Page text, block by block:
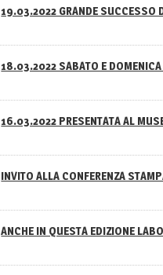
19.03.2022 GRANDE SUCCESSO
18.03.2022 SABATO E
16.03.2022 PRESENTATA AL
INVITO ALLA CONFERENZA
ANCHE IN QUESTA EDIZIONE